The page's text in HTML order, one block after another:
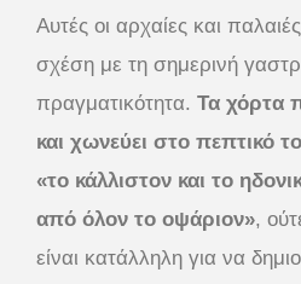
Αυτές οι αρχαίες και
σχέση με τη σημερινή
πραγματικότητα. Τα χόρτα
και χωνεύει στο πεπτικό
«το κάλλιστον και το
από όλον το οψάριον»,
είναι κατάλληλη για να